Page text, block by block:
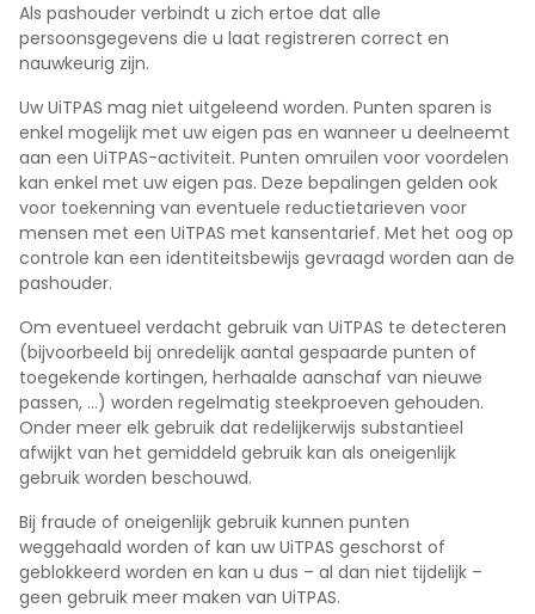
Als pashouder verbindt u zich ertoe dat alle
persoonsgegevens die u laat registreren correct en
nauwkeurig zijn.
Uw UiTPAS mag niet uitgeleend worden. Punten sparen is
enkel mogelijk met uw eigen pas en wanneer u deelneemt
aan een UiTPAS-activiteit. Punten omruilen voor voordelen
kan enkel met uw eigen pas. Deze bepalingen gelden ook
voor toekenning van eventuele reductietarieven voor
mensen met een UiTPAS met kansentarief. Met het oog op
controle kan een identiteitsbewijs gevraagd worden aan de
pashouder.
Om eventueel verdacht gebruik van UiTPAS te detecteren
(bijvoorbeeld bij onredelijk aantal gespaarde punten of
toegekende kortingen, herhaalde aanschaf van nieuwe
passen, …) worden regelmatig steekproeven gehouden.
Onder meer elk gebruik dat redelijkerwijs substantieel
afwijkt van het gemiddeld gebruik kan als oneigenlijk
gebruik worden beschouwd.
Bij fraude of oneigenlijk gebruik kunnen punten
weggehaald worden of kan uw UiTPAS geschorst of
geblokkeerd worden en kan u dus – al dan niet tijdelijk –
geen gebruik meer maken van UiTPAS.